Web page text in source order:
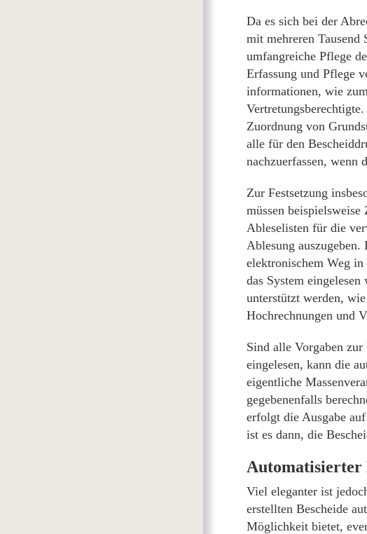
Da es sich bei der
mit mehreren Tausend
umfangreiche Pflege
Erfassung und Pflege
informationen, wie
Zuordnung von
alle für den
nachzuerfassen, wenn
Zur Festsetzung
müssen
Ableselisten für die
Ablesung
elektronischem Weg
das System eingelesen
unterstützt werden,
Hochrechnungen und
Sind alle Vorgaben zur
eingelesen, kann die
eigentliche
gegebenenfalls
erfolgt die Ausgabe
ist es dann, die
Automatisierter
Viel eleganter ist
erstellten Bescheide
Möglichkeit bietet,